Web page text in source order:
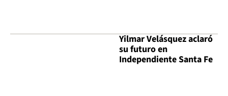
Yilmar Velásquez aclaró
su futuro en
Independiente Santa Fe